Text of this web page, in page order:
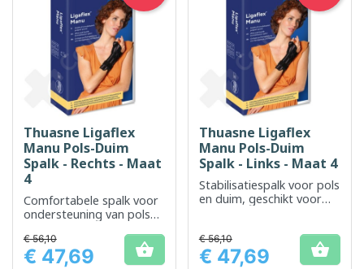
Thuasne Ligaflex
Manu Pols-Duim
Spalk - Rechts - Maat
4
Comfortabele spalk voor
ondersteuning van pols
Prijs
€ 56,10
€ 47,69 
Thuasne Ligaflex
Manu Pols-Duim
Spalk - Links - Maat 4
Stabilisatiespalk voor pols
en duim, geschikt voor
Prijs
€ 56,10
€ 47,69 